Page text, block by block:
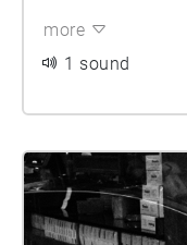
more
1 sound